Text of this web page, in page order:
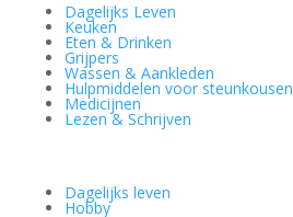
Dagelijks Leven
Keuken
Eten & Drinken
Grijpers
Wassen & Aankleden
Hulpmiddelen voor steunkousen
Medicijnen
Lezen & Schrijven
Dagelijks leven
Hobby